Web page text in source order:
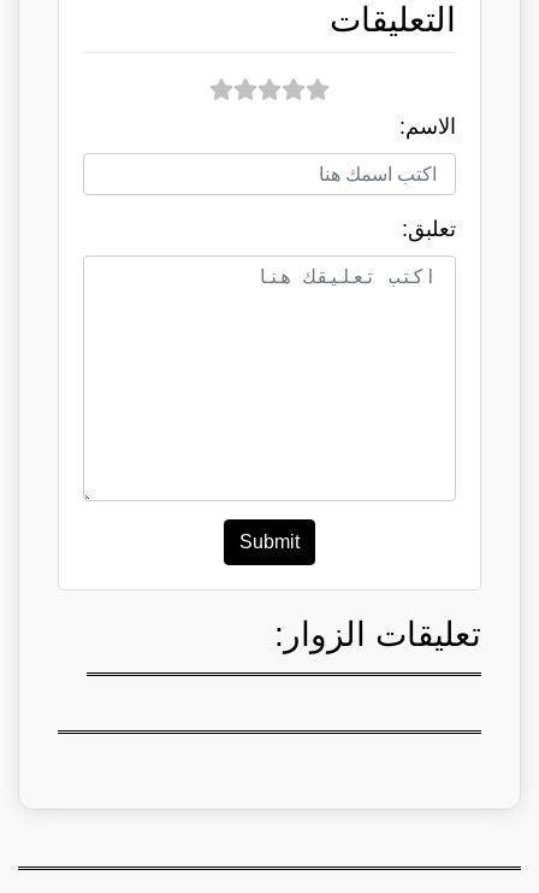
التعليقات
الاسم:
تعلبق:
Submit
تعليقات الزوار: